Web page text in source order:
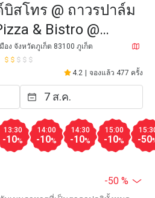
สโทร @ ถาวรปาล์ม
& Bistro @
Resort)
ง จังหวัดภูเก็ต 83100 ภูเก็ต
4.2 จองแล้ว 477 ครั้ง
13:30
-10%
14:00
-10%
14:30
-10%
15:00
-10% -50
-50 %